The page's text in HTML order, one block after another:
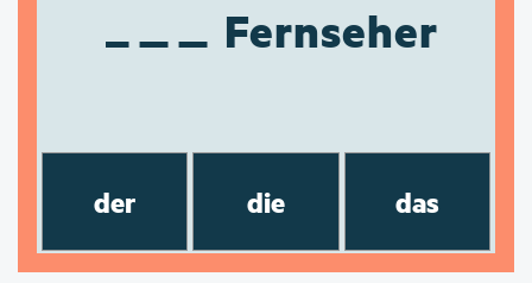
Fernseher
der die das